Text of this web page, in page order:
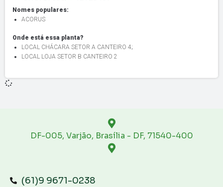
Nomes populares:
ACORUS
Onde está essa planta?
LOCAL CHÁCARA SETOR A CANTEIRO 4;
LOCAL LOJA SETOR B CANTEIRO 2
DF-005, Varjão, Brasília - DF, 71540-400
(61)9 9671-0238